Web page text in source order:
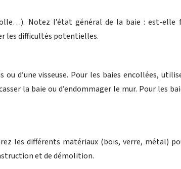
Notez l’état général de la baie : est-elle
les difficultés potentielles.
d’une visseuse. Pour les baies encollées,
la baie ou d’endommager le mur. Pour les
les différents matériaux (bois, verre, métal)
et de démolition.